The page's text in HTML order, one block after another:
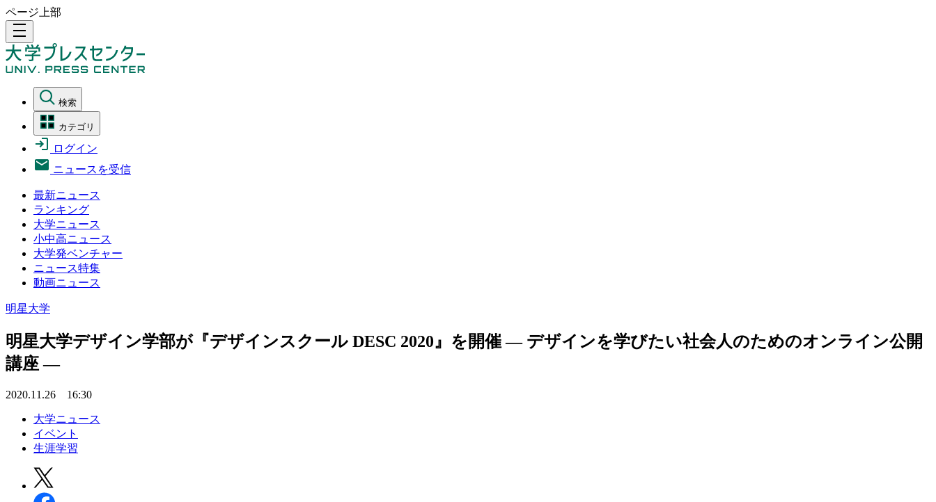
ページ上部
density_medium
検索
カテゴリ
ログイン
ニュースを受信
最新ニュース
ランキング
大学ニュース
小中高ニュース
大学発ベンチャー
ニュース特集
動画ニュース
明星大学
明星大学デザイン学部が『デザインスクール DESC 2020』を開催 — デザインを学びたい社会人のためのオンライン公開
講座 —
2020.11.26 16:30
大学ニュース
イベント
生涯学習